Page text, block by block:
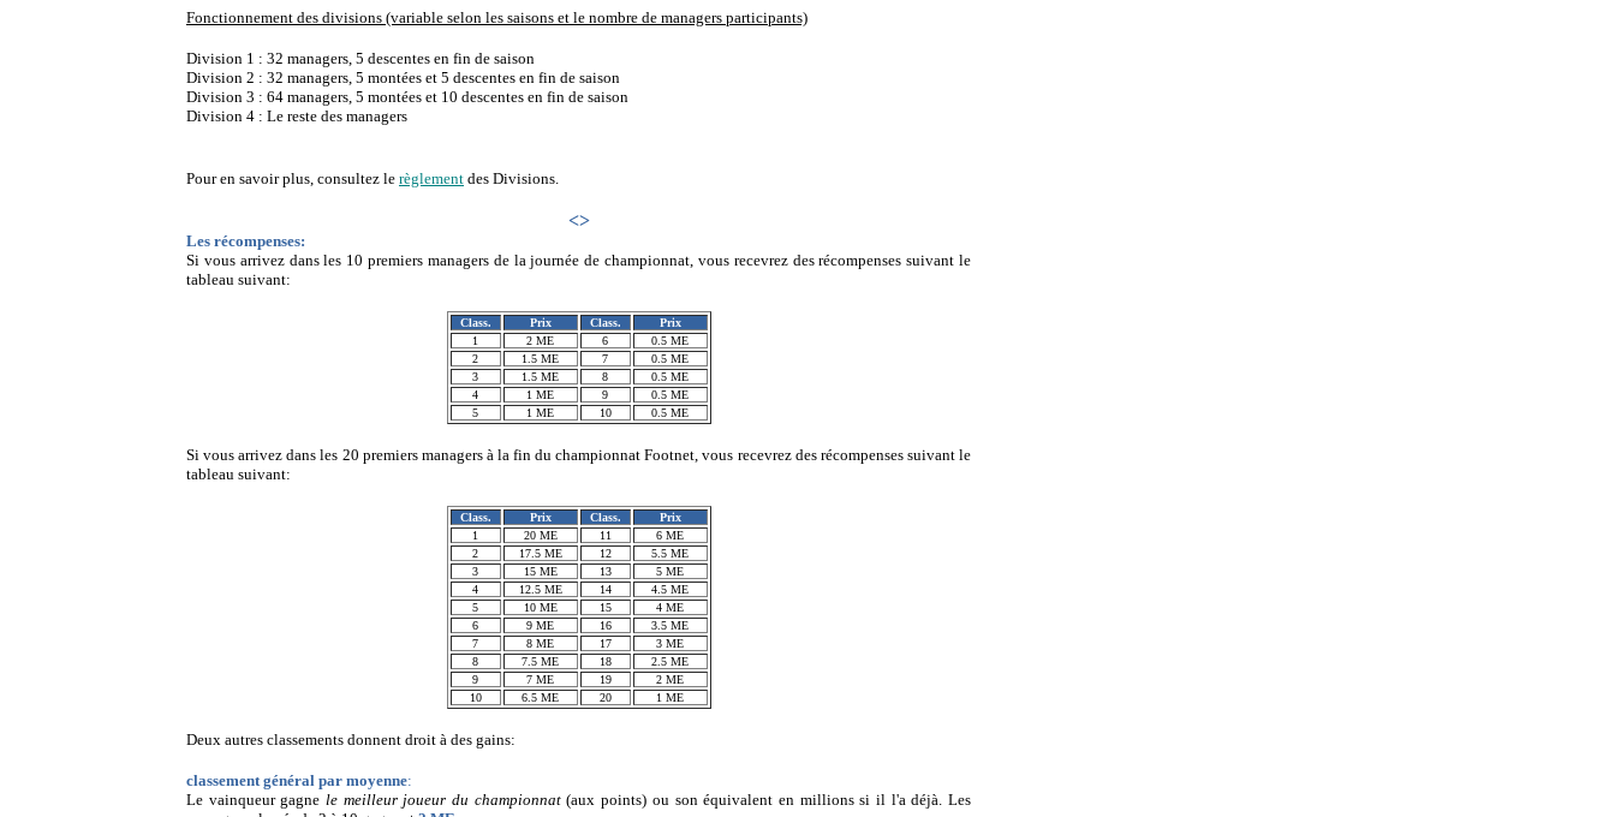
Fonctionnement des divisions (variable selon les saisons et le nombre de managers participants)
Division 1 : 32 managers, 5 descentes en fin de saison
Division 2 : 32 managers, 5 montées et 5 descentes en fin de saison
Division 3 : 64 managers, 5 montées et 10 descentes en fin de saison
Division 4 : Le reste des managers
Pour en savoir plus, consultez le règlement des Divisions.
<>
Les récompenses:
Si vous arrivez dans les 10 premiers managers de la journée de championnat, vous recevrez des récompenses suivant le
tableau suivant:
Class. Prix Class.
Prix
1
2 ME 6
0.5 ME
2
1.5 ME 7
0.5 ME
3
1.5 ME 8
0.5 ME
4
1 ME 9
0.5 ME
5
1 ME 10 0.5 ME
Si vous arrivez dans les 20 premiers managers à la fin du championnat Footnet, vous recevrez des récompenses suivant le
tableau suivant:
Class. Prix Class.
Prix
1
20 ME 11
6 ME
2
17.5 ME 12
5.5 ME
3
15 ME 13
5 ME
4
12.5 ME 14
4.5 ME
5
10 ME 15
4 ME
6
9 ME 16
3.5 ME
7
8 ME 17
3 ME
8
7.5 ME 18
2.5 ME
9
7 ME 19
2 ME
10
6.5 ME 20 1 ME
Deux autres classements donnent droit à des gains:
classement général par moyenne:
Le vainqueur gagnele meilleur joueur du championnat(aux points) ou son équivalent en millions si il l'a déjà. Les